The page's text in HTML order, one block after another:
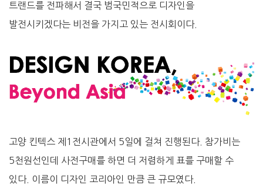
트랜드를 전파해서 결국 범국민적으로 디자인을
발전시키겠다는 비전을 가지고 있는 전시회이다.
고양 킨텍스 제1전시관에서 5일에 걸쳐 진행된다. 참가비는
5천원선인데 사전구매를 하면 더 저렴하게 표를 구매할 수
있다. 이름이 디자인 코리아인 만큼 큰 규모였다.